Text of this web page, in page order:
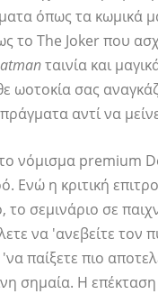
όπως τα κωμικά
το The Joker που
ταινία και
ωοτοκία σας
αντί να
νόμισμα premium
Ενώ η κριτική
το σεμινάριο σε
να 'ανεβείτε τον
παίξετε πιο
σημαία. Η